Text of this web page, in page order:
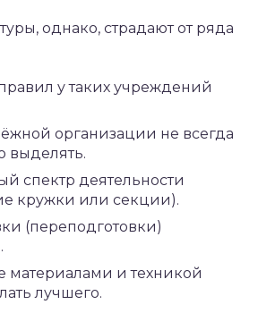
однако, страдают от ряда
у таких учреждений
организации не всегда
выделять.
спектр деятельности
кружки или секции).
(переподготовки)
материалами и техникой
лучшего.